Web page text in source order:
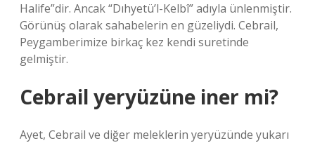
Halife”dir. Ancak “Dıhyetü’l-Kelbî” adıyla ünlenmiştir.
Görünüş olarak sahabelerin en güzeliydi. Cebrail,
Peygamberimize birkaç kez kendi suretinde
gelmiştir.
Cebrail yeryüzüne iner mi?
Ayet, Cebrail ve diğer meleklerin yeryüzünde yukarı